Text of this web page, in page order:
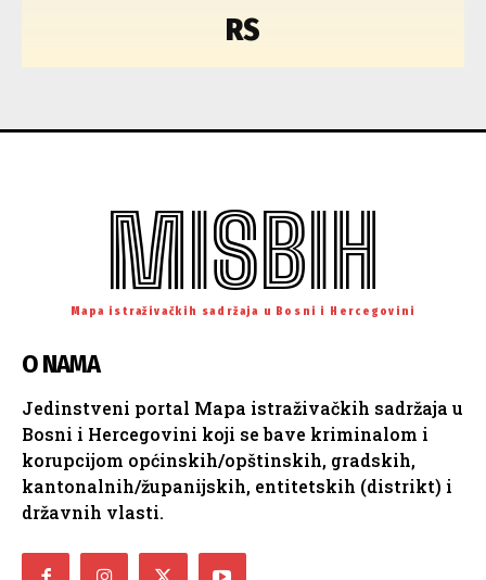
RS
MISBIH
Mapa istraživačkih sadržaja u Bosni i Hercegovini
O NAMA
Jedinstveni portal Mapa istraživačkih sadržaja u
Bosni i Hercegovini koji se bave kriminalom i
korupcijom općinskih/opštinskih, gradskih,
kantonalnih/županijskih, entitetskih (distrikt) i
državnih vlasti.